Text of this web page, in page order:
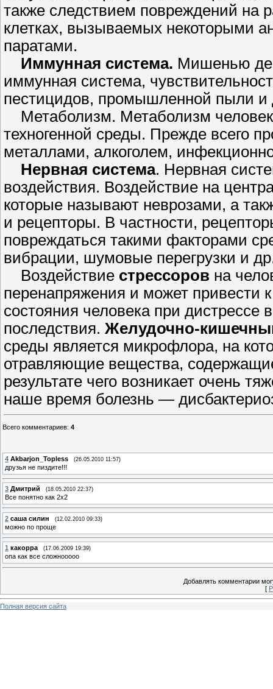
также следствием повреж­дений на
клетках, вы­зываемых некоторыми
паратами.
Иммунная система. Мишенью
иммунная система,
пестицидов, промышленной пыли и
Метаболизм. Метаболизм
техногенной среды. Прежде всего
металлами, алкоголем,
Нервная система. Нервная
воздействия. Воздействие на
которые называют неврозами, а
и рецепторы. В частности,
повреждаться такими факторами
вибрации, шумовые перегрузки и
Воздействие стрессоров на
перенапряжения и может привести
состояния человека при
последствия. Желудочно-
среды является микрофлора, на
отравляющие вещества,
результате чего возникает очень
наше время болезнь —
Всего комментариев: 4
4 Akbarjon_Topless (26.05.2010 11:57)
друзья не пиздите!!!
3 Дмитрий (18.05.2010 22:37)
Все понятно как 2x2
2 саша силин (12.02.2010 09:33)
можно по проще
1 какорра (17.06.2009 19:39)
опа как все сложнооооо
Добавлять комментарии
[
Полная версия сайта